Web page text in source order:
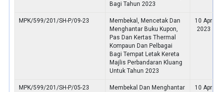
Bagi Tahun 2023
MPK/599/201/SH-P/09-23
Membekal, Mencetak Dan
Menghantar Buku Kupon,
Pas Dan Kertas Thermal
Kompaun Dan Pelbagai
Bagi Tempat Letak Kereta
Majlis Perbandaran Kluang
Untuk Tahun 2023
10 Apr
2023
MPK/599/201/SH-P/05-23
Membekal Dan Menghantar
10 Apr